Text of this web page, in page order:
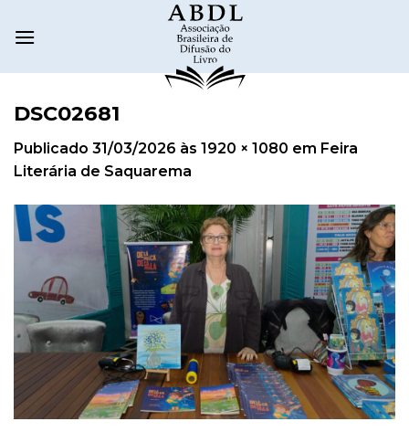
DSC02681
Publicado 31/03/2026 às 1920 × 1080 em Feira
Literária de Saquarema